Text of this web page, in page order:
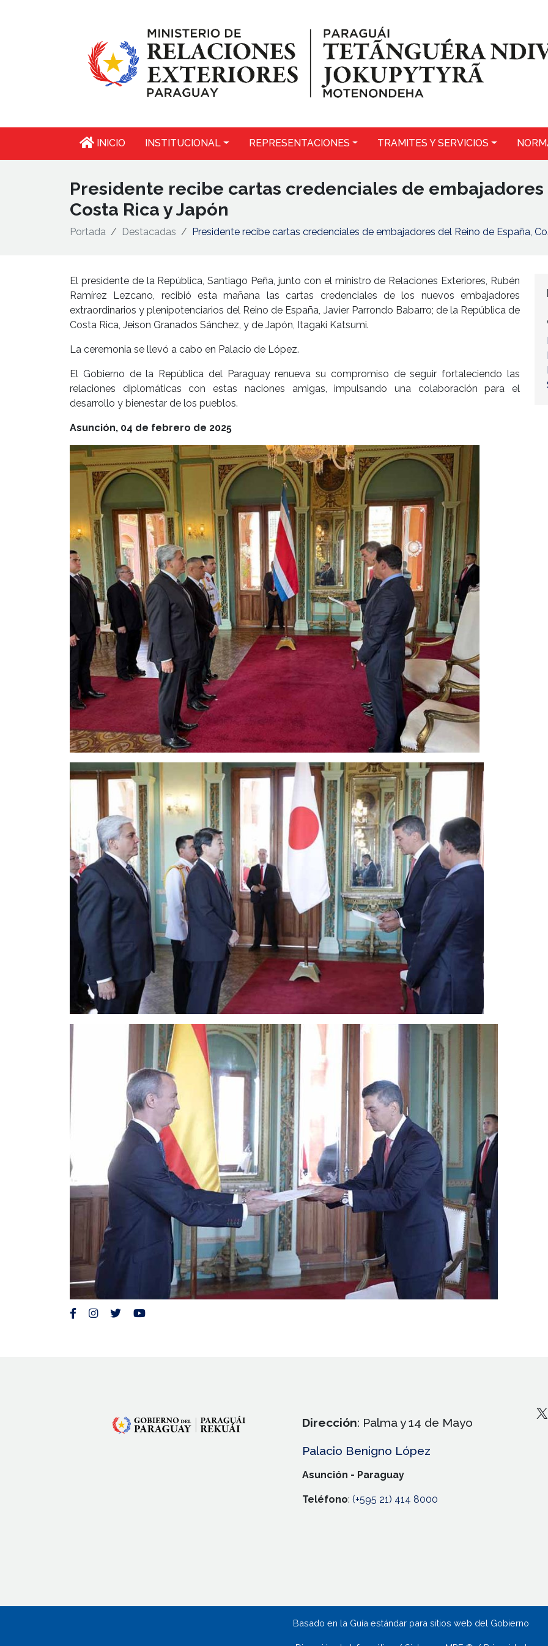
INICIO INSTITUCIONAL REPRESENTACIONES TRAMITES Y SERVICIOS
Presidente recibe cartas credenciales de embajadores
Costa Rica y Japón
Portada Destacadas Presidente recibe cartas credenciales de embajadores del Reino de España,
El presidente de la República, Santiago Peña, junto con el ministro de Relaciones Exteriores, Rubén
Ramírez Lezcano, recibió esta mañana las cartas credenciales de los nuevos embajadores
extraordinarios y plenipotenciarios del Reino de España, Javier Parrondo Babarro; de la República de
Costa Rica, Jeison Granados Sánchez, y de Japón, Itagaki Katsumi.
La ceremonia se llevó a cabo en Palacio de López.
El Gobierno de la República del Paraguay renueva su compromiso de seguir fortaleciendo las
relaciones diplomáticas con estas naciones amigas, impulsando una colaboración para el
desarrollo y bienestar de los pueblos.
Asunción, 04 de febrero de 2025
Dirección: Palma y 14 de Mayo
Palacio Benigno López
Asunción - Paraguay
Teléfono: (+595 21) 414 8000
X
Basado en la Guía estándar para sitios web del Gobierno